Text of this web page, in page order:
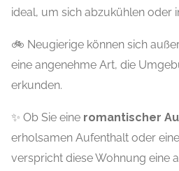
ideal, um sich abzukühlen oder
🚲 Neugierige können sich
eine angenehme Art, die
erkunden.
✨ Ob Sie eine romantischer
erholsamen Aufenthalt oder
verspricht diese Wohnung eine